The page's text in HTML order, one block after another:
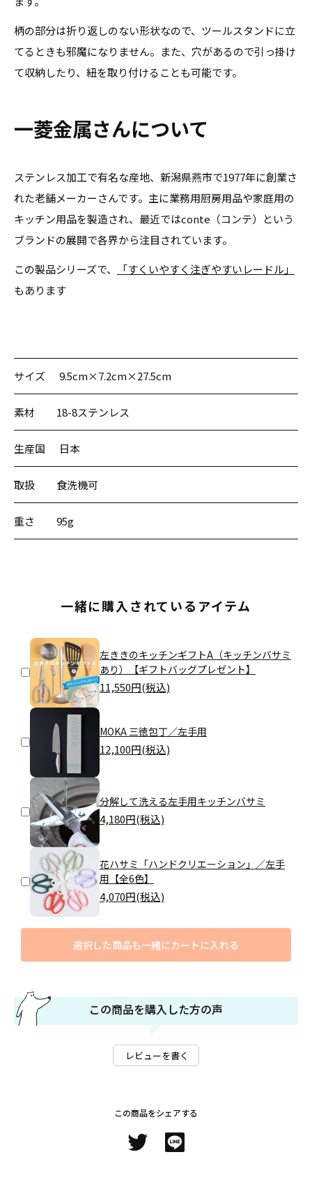
柄の部分は折り返しのない形状なので、ツールスタンドに立
てるときも邪魔になりません。また、穴があるので引っ掛け
て収納したり、紐を取り付けることも可能です。
一菱金属さんについて
ステンレス加工で有名な産地、新潟県燕市で1977年に創業さ
れた老舗メーカーさんです。主に業務用厨房用品や家庭用の
キッチン用品を製造され、最近ではconte（コンテ）という
ブランドの展開で各界から注目されています。
この製品シリーズで、
「すくいやすく注ぎやすいレードル」
もあります
サイズ 9.5cm×7.2cm×27.5cm
素材 18-8ステンレス
生産国 日本
取扱 食洗機可
重さ 95g
一緒に購入されているアイテム
左ききのキッチンギフトA（キッチンバサミ
あり）【ギフトバッグプレゼント】
11,550円(税込)
MOKA 三徳包丁／左手用
12,100円(税込)
分解して洗える左手用キッチンバサミ
4,180円(税込)
花ハサミ「ハンドクリエーション」／左手
用【全6色】
4,070円(税込)
選択した商品も一緒にカートに入れる
この商品を購入した方の声
レビューを書く
この商品をシェアする